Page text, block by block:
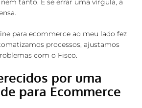
tanto. E se errar uma vírgula, a
para ecommerce ao meu lado fez
processos, ajustamos
com o Fisco.
por uma
para Ecommerce